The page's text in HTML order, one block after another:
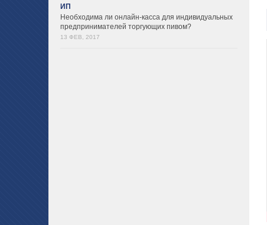
ИП
Необходима ли онлайн-касса для индивидуальных
предпринимателей торгующих пивом?
13 ФЕВ, 2017